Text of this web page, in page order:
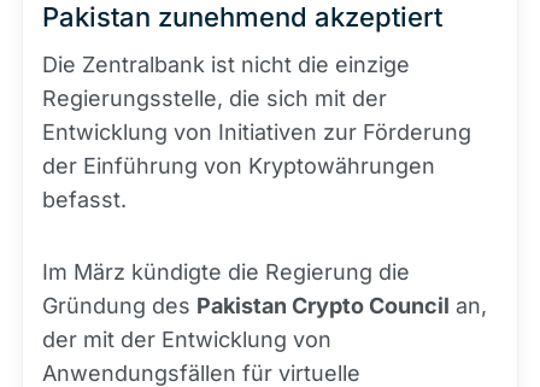
Pakistan zunehmend akzeptiert
Die Zentralbank ist nicht die einzige
Regierungsstelle, die sich mit der
Entwicklung von Initiativen zur Förderung
der Einführung von Kryptowährungen
befasst.
Im März kündigte die Regierung die
Gründung des Pakistan Crypto Council an,
der mit der Entwicklung von
Anwendungsfällen für virtuelle